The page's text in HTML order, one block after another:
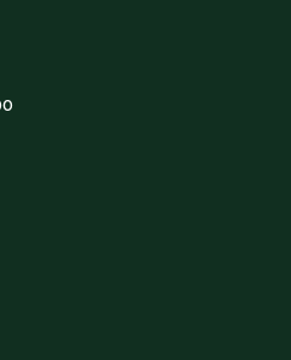
y Alfombras